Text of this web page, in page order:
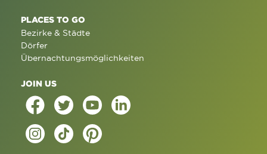
PLACES TO GO
Bezirke & Städte
Dörfer
Übernachtungsmöglichkeiten
JOIN US